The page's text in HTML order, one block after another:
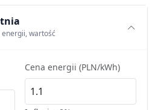
wartość
Cena energii (PLN/kWh)